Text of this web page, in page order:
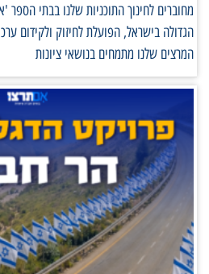
מחוברים לחינוך התוכניות שלנו בבתי הספר
הגדולה בישראל, הפועלת לחיזוק ולקידום
המרצים שלנו מתמחים בנושאי ציונות